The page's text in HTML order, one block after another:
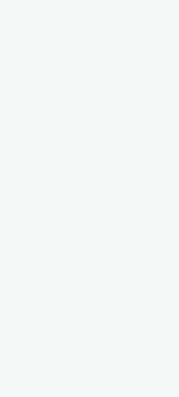
Menschen mit
geistigen Abbau
werden Schlafstörungen